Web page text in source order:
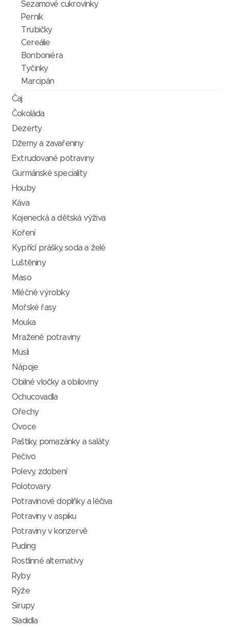
Sezamové cukrovinky
Perník
Trubičky
Cereálie
Bonboniéra
Tyčinky
Marcipán
Čaj
Čokoláda
Dezerty
Džemy a zavařeniny
Extrudované potraviny
Gurmánské speciality
Houby
Káva
Kojenecká a dětská výživa
Koření
Kypřící prášky, soda a želé
Luštěniny
Maso
Mléčné výrobky
Mořské řasy
Mouka
Mražené potraviny
Müsli
Nápoje
Obilné vločky a obiloviny
Ochucovadla
Ořechy
Ovoce
Paštiky, pomazánky a saláty
Pečivo
Polevy, zdobení
Polotovary
Potravinové doplňky a léčiva
Potraviny v aspiku
Potraviny v konzervě
Puding
Rostlinné alternativy
Ryby
Rýže
Sirupy
Sladidla